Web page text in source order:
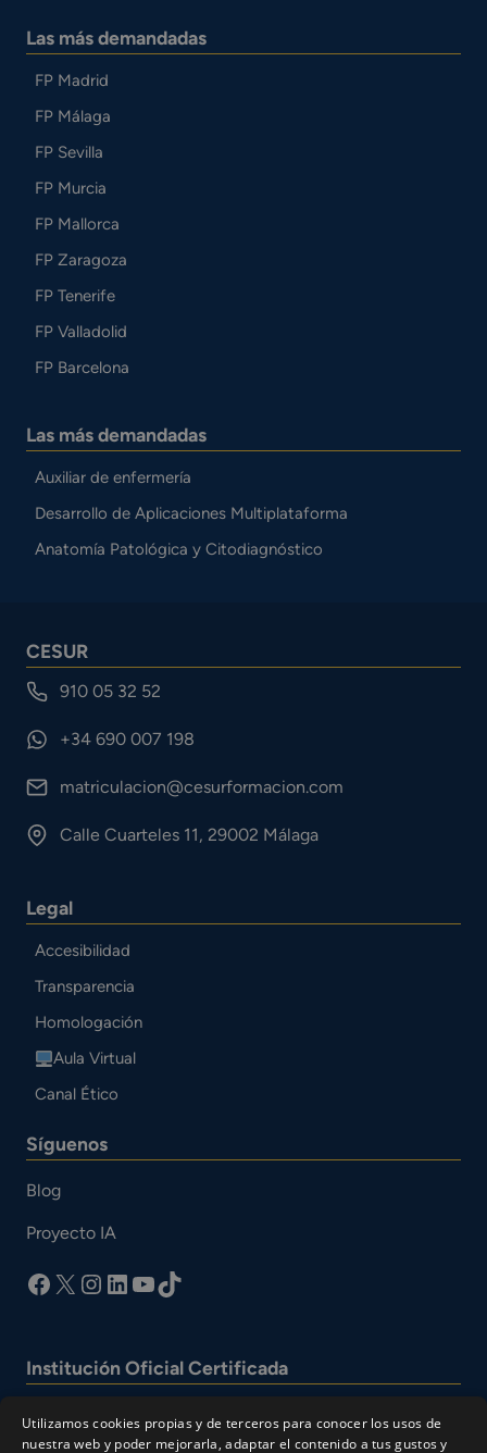
Las más demandadas
FP Madrid
FP Málaga
FP Sevilla
FP Murcia
FP Mallorca
FP Zaragoza
FP Tenerife
FP Valladolid
FP Barcelona
Las más demandadas
Auxiliar de enfermería
Desarrollo de Aplicaciones Multiplataforma
Anatomía Patológica y Citodiagnóstico
CESUR
910 05 32 52
+34 690 007 198
matriculacion@cesurformacion.com
Calle Cuarteles 11, 29002 Málaga
Legal
Accesibilidad
Transparencia
Homologación
Aula Virtual
Canal Ético
Síguenos
Blog
Proyecto IA
facebook
X Instagram
LinkedIn
YouTube
TikTok
Institución Oficial Certificada
Utilizamos cookies propias y de terceros para conocer los usos de
nuestra web y poder mejorarla, adaptar el contenido a tus gustos y